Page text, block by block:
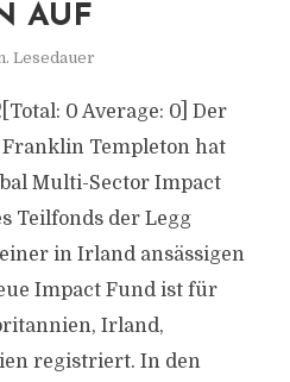
AUF
Lesedauer
0 Average: 0] Der
Templeton hat
Multi-Sector Impact
Teilfonds der Legg
in Irland ansässigen
Impact Fund ist für
Irland,
registriert. In den